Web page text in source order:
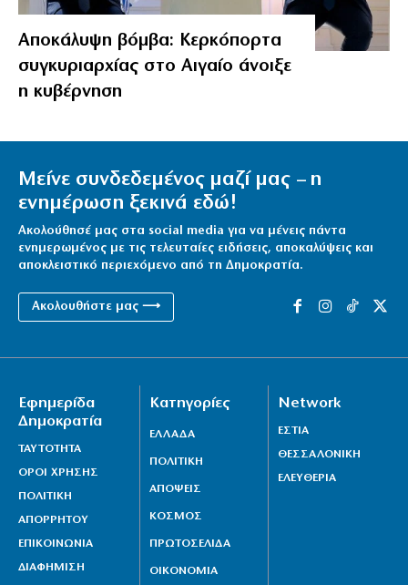
Αποκάλυψη βόμβα: Κερκόπορτα
συγκυριαρχίας στο Αιγαίο άνοιξε
η κυβέρνηση
Μείνε συνδεδεμένος μαζί μας – η
ενημέρωση ξεκινά εδώ!
Ακολούθησέ μας στα social media για να μένεις πάντα
ενημερωμένος με τις τελευταίες ειδήσεις, αποκαλύψεις και
αποκλειστικό περιεχόμενο από τη Δημοκρατία.
Ακολουθήστε μας ⟶
Εφημερίδα
Δημοκρατία
ΤΑΥΤΟΤΗΤΑ
ΟΡΟΙ ΧΡΗΣΗΣ
ΠΟΛΙΤΙΚΗ
ΑΠΟΡΡΗΤΟΥ
ΕΠΙΚΟΙΝΩΝΙΑ
ΔΙΑΦΗΜΙΣΗ
Κατηγορίες
ΕΛΛΑΔΑ
ΠΟΛΙΤΙΚΗ
ΑΠΟΨΕΙΣ
ΚΟΣΜΟΣ
ΠΡΩΤΟΣΕΛΙΔΑ
ΟΙΚΟΝΟΜΙΑ
Network
ΕΣΤΙΑ
ΘΕΣΣΑΛΟΝΙΚΗ
ΕΛΕΥΘΕΡΙΑ